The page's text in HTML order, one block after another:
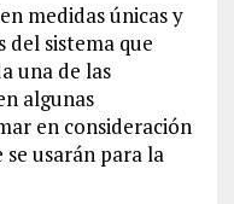
medidas únicas y
del sistema que
una de las
algunas
en consideración
usarán para la